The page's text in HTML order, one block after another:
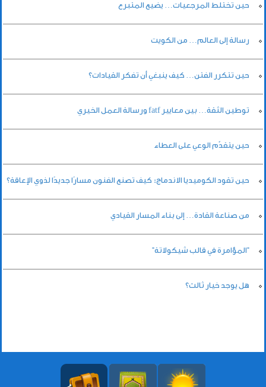
حين تختلط المرجعيات… يضيع المتبرع
رسالة إلى العالم… من الكويت
حين تتكرر الفتن… كيف ينبغي أن تفكر القيادات؟
توطين الثقة… بين معايير fatf ورسالة العمل الخيري
حين يتقدّم الوعي على العطاء
حين تقود الكوميديا الاندماج: كيف تصنع الفنون مسارًا جديدًا لذوي الإعاقة؟
من صناعة القادة… إلى بناء المسار القيادي
"المؤامرة في قالب شيكولاتة"
هل يوجد خيار ثالث؟